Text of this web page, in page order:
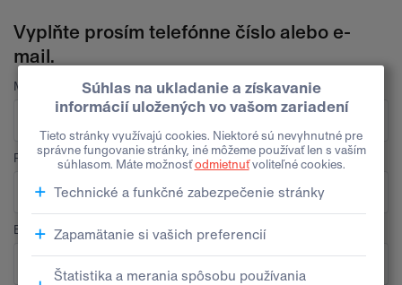
Vyplňte prosím telefónne číslo alebo e-
mail.
Meno
Priezvisko
E-mail